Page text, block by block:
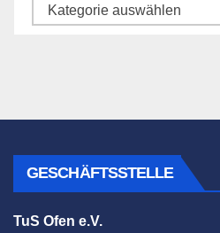
Katego
GESCHÄFTSSTELLE
TuS Ofen e.V.